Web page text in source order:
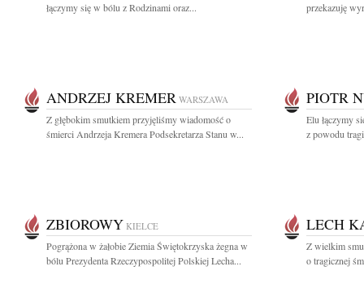
łączymy się w bólu z Rodzinami oraz...
przekazuję
ANDRZEJ KREMER WARSZAWA
Z głębokim smutkiem przyjęliśmy wiadomość o
śmierci Andrzeja Kremera Podsekretarza Stanu w...
PIOTR
Elu łączymy
z powodu
ZBIOROWY KIELCE
Pogrążona w żałobie Ziemia Świętokrzyska żegna w
bólu Prezydenta Rzeczypospolitej Polskiej Lecha...
LECH
Z wielkim
o tragicznej